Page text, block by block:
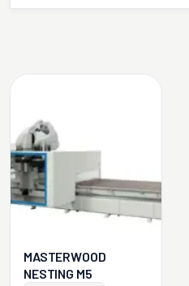
MASTERWOOD
NESTING M5